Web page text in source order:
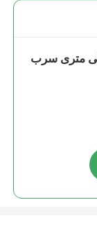
دقیق 6 میلی متری سرب